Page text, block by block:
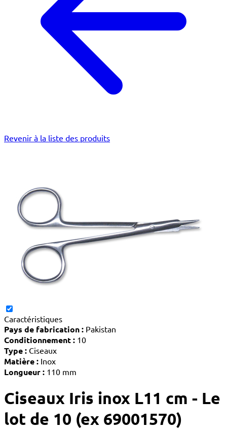
Revenir à la liste des produits
Caractéristiques
Pays de fabrication : Pakistan
Conditionnement : 10
Type : Ciseaux
Matière : Inox
Longueur : 110 mm
Ciseaux Iris inox L11 cm - Le
lot de 10 (ex 69001570)